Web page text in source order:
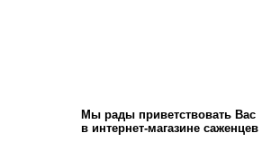
Мы рады приветствовать Вас
в интернет-магазине